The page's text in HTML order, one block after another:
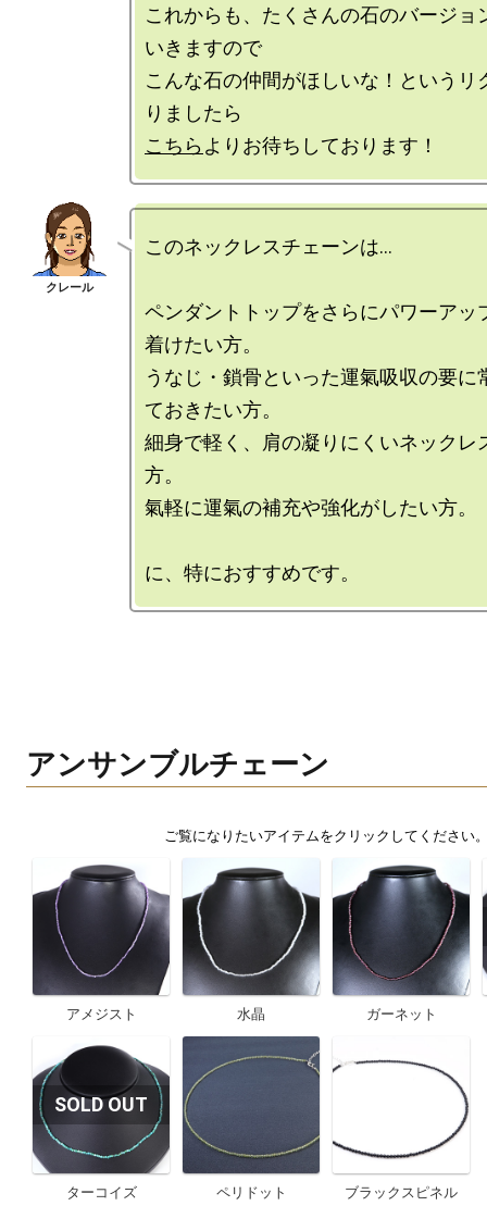
これからも、たくさんの石のバージョ
いきますので
こんな石の仲間がほしいな！というリ
こちら
このネックレスチェーンは…
ペンダントトップをさらにパワーアッ
着けたい方。
うなじ・鎖骨といった運氣吸収の要に
ておきたい方。
細身で軽く、肩の凝りにくいネックレ
方。
氣軽に運氣の補充や強化がしたい方。
アンサンブルチェーン
アメジスト 水晶 ガーネット
ターコイズ ペリドット ブラックスピネル